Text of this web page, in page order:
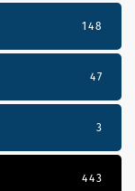
148
47
3
443